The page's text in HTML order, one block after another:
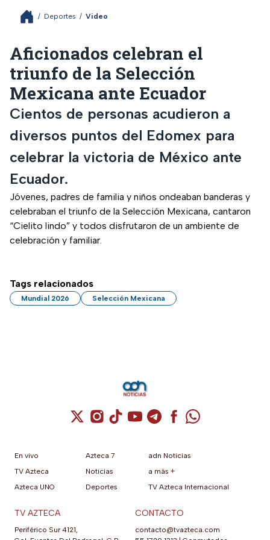
/ Deportes / Video
Aficionados celebran el
triunfo de la Selección
Mexicana ante Ecuador
Cientos de personas acudieron a
diversos puntos del Edomex para
celebrar la victoria de México ante
Ecuador.
Jóvenes, padres de familia y niños ondeaban banderas y
celebraban el triunfo de la Selección Mexicana, cantaron
“Cielito lindo” y todos disfrutaron de un ambiente de
celebración y familiar.
Tags relacionados
Mundial 2026 Selección Mexicana
Cuenta de X / Twitter (se abre en una
Cuenta de Instagram (se abre en una
Cuenta de TikTok (se abre en
Cuenta de YouTube (se abre
Cuenta de Telegram (se
Cuenta de
Cuenta de
En vivo
TV Azteca
Azteca UNO
Azteca 7
Noticias
Deportes
adn Noticias
a más +
TV Azteca Internacional
TV AZTECA
Periférico Sur 4121,
CONTACTO
contacto@tvazteca.com